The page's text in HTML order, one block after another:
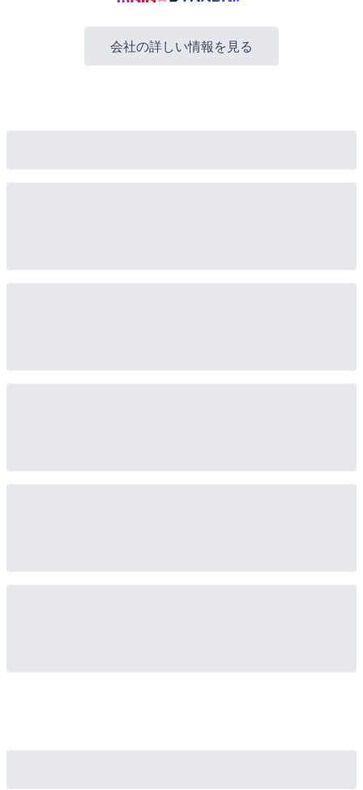
会社の詳しい情報を見る